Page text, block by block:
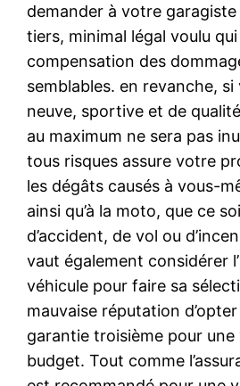
demander à votre
tiers, minimal légal voulu
compensation des
semblables. en revanche,
neuve, sportive et de
au maximum ne sera pas
tous risques assure votre
les dégâts causés à vous-
ainsi qu’à la moto, que ce
d’accident, de vol ou
vaut également considérer
véhicule pour faire sa
mauvaise réputation
garantie troisième pour
budget. Tout comme